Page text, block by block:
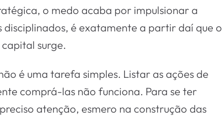
o medo acaba por impulsionar a
disciplinados, é exatamente a partir daí que o
surge.
é uma tarefa simples. Listar as ações de
comprá-las não funciona. Para se ter
atenção, esmero na construção das